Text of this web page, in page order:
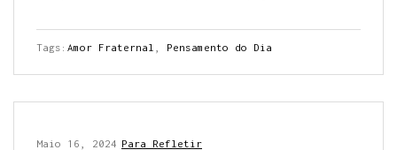
Tags: Amor Fraternal Pensamento do Dia
Para Refletir
Maio 16, 2024